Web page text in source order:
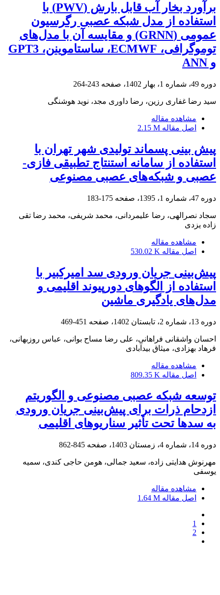
برآورد بخار آب قابل بارش (PWV) با
استفاده از مدل شبکه عصبی رگرسیون
عمومی (GRNN) و مقایسه آن با مدل‌های
توموگرافی، ECMWF، ساستاموینن، GPT3
و ANN
دوره 49، شماره 1، بهار 1402، صفحه 243-264
سید رضا غفاری رزین، رضا داوری مجد، نوید هوشنگی
مشاهده مقاله
اصل مقاله 2.15 M
پیش بینی پسماند تولیدی شهر تهران با
استفاده از سامانه استنتاج تطبیقی فازی-
عصبی و شبکه‌های عصبی مصنوعی
دوره 47، شماره 1، 1395، صفحه 175-183
سجاد نصرالهی، رضا علیمردانی، محمد شریفی، محمد رضا تقی
زاده یزدی
مشاهده مقاله
اصل مقاله 530.02 K
پیش‌بینی جریان ورودی سد امیرکبیر با
استفاده از الگوهای دورپیوند اقلیمی و
مدل‌های یادگیری ماشین
دوره 13، شماره 2، تابستان 1402، صفحه 451-469
احسان واشقانی فراهانی، علی رضا مساح بوانی، عباس روزبهانی،
فرهاد بهزادی، میثاق بیدآبادی
مشاهده مقاله
اصل مقاله 809.35 K
توسعه شبکه عصبی مصنوعی و الگوریتم
ازدحام ذرات برای پیش‌بینی جریان ورودی
به سدها تحت تأثیر سناریوهای اقلیمی
دوره 14، شماره 4، زمستان 1403، صفحه 845-862
مهرنوش هدایتی زاده، سعید جمالی، هومن حاجی کندی، سمیه
یوسفی
مشاهده مقاله
اصل مقاله 1.64 M
1
2